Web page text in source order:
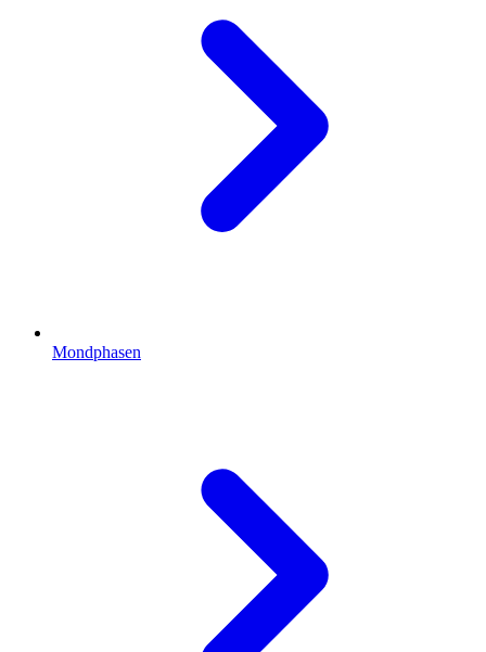
Mondphasen